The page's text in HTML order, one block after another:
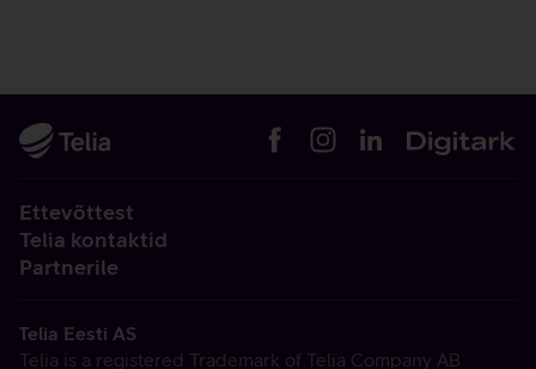
Ettevõttest
Telia kontaktid
Partnerile
Telia Eesti AS
Telia is a registered Trademark of Telia Company AB